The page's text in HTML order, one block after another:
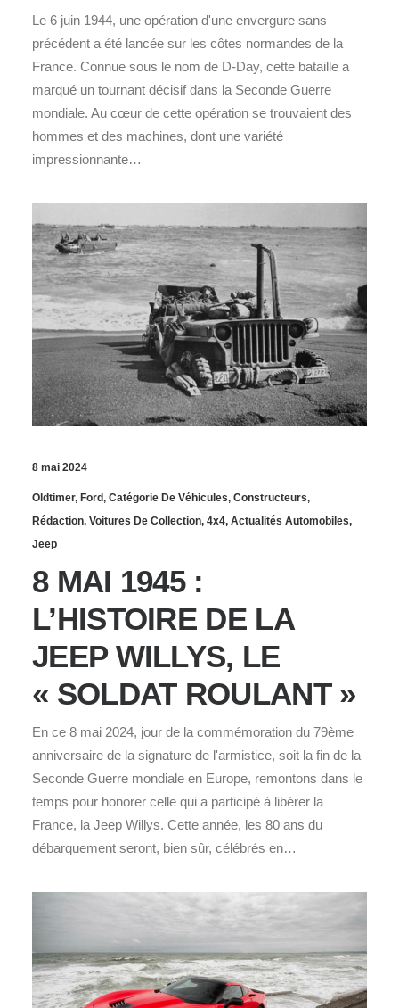
Le 6 juin 1944, une opération d'une envergure sans
précédent a été lancée sur les côtes normandes de la
France. Connue sous le nom de D-Day, cette bataille a
marqué un tournant décisif dans la Seconde Guerre
mondiale. Au cœur de cette opération se trouvaient des
hommes et des machines, dont une variété
impressionnante…
8 mai 2024
Oldtimer, Ford, Catégorie De Véhicules, Constructeurs,
Rédaction, Voitures De Collection, 4x4, Actualités Automobiles,
Jeep
8 MAI 1945 :
L’HISTOIRE DE LA
JEEP WILLYS, LE
« SOLDAT ROULANT »
En ce 8 mai 2024, jour de la commémoration du 79ème
anniversaire de la signature de l'armistice, soit la fin de la
Seconde Guerre mondiale en Europe, remontons dans le
temps pour honorer celle qui a participé à libérer la
France, la Jeep Willys. Cette année, les 80 ans du
débarquement seront, bien sûr, célébrés en…